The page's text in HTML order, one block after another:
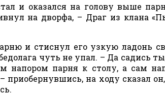
и оказался на голову выше
на дворфа, – Драг из клана
и стиснул его узкую ладонь
чуть не упал. – Да садись
напором парня к столу, а сам
приобернувшись, на ходу сказал